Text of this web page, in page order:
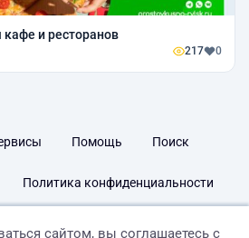
и ресторанов
217 0
Помощь Поиск
Политика конфиденциальности
сайтом, вы соглашаетесь с